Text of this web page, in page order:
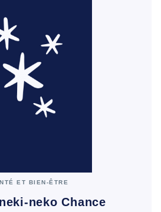
ET BIEN-ÊTRE
neko Chance